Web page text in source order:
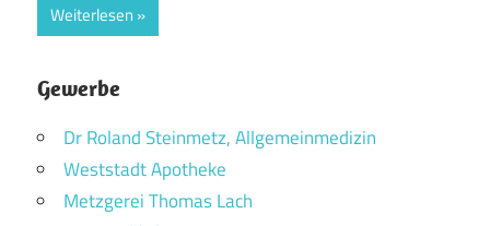
Weiterlesen
Gewerbe
Dr Roland Steinmetz, Allgemeinmedizin
Weststadt Apotheke
Metzgerei Thomas Lach